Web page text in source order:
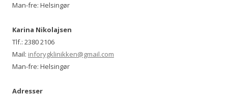
Man-fre: Helsingør
Karina Nikolajsen
Tlf.: 2380 2106
Mail: inforygklinikken@gmail.com
Man-fre: Helsingør
Adresser